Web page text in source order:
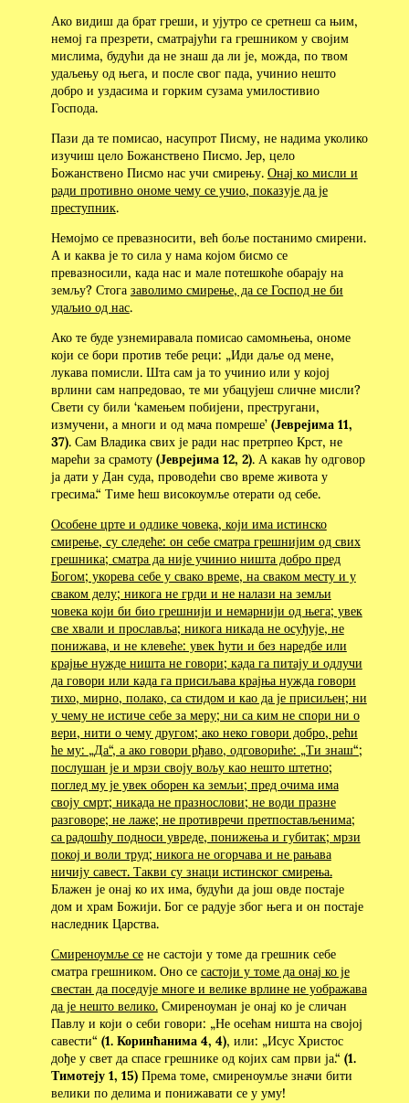
Ако видиш да брат греши, и ујутро се сретнеш са њим,
немој га презрети, сматрајући га грешником у својим
мислима, будући да не знаш да ли је, можда, по твом
удаљењу од њега, и после свог пада, учинио нешто
добро и уздасима и горким сузама умилостивио
Господа.
Пази да те помисао, насупрот Писму, не надима уколико
изучиш цело Божанствено Писмо. Јер, цело
Божанствено Писмо нас учи смирењу. Онај ко мисли и
ради противно ономе чему се учио, показује да је
преступник.
Немојмо се превазносити, већ боље постанимо смирени.
А и каква је то сила у нама којом бисмо се
превазносили, када нас и мале потешкоће обарају на
земљу? Стога заволимо смирење, да се Господ не би
удаљио од нас.
Ако те буде узнемиравала помисао самомњења, ономе
који се бори против тебе реци: „Иди даље од мене,
лукава помисли. Шта сам ја то учинио или у којој
врлини сам напредовао, те ми убацујеш сличне мисли?
Свети су били ‘камењем побијени, престругани,
измучени, а многи и од мача помреше’ (Јеврејима 11,
37). Сам Владика свих је ради нас претрпео Крст, не
марећи за срамоту (Јеврејима 12, 2). А какав ћу одговор
ја дати у Дан суда, проводећи сво време живота у
гресима.“ Тиме ћеш високоумље отерати од себе.
Особене црте и одлике човека, који има истинско
смирење, су следеће: он себе сматра грешнијим од свих
грешника; сматра да није учинио ништа добро пред
Богом; укорева себе у свако време, на сваком месту и у
сваком делу; никога не грди и не налази на земљи
човека који би био грешнији и немарнији од њега; увек
све хвали и прославља; никога никада не осуђује, не
понижава, и не клевеће: увек ћути и без наредбе или
крајње нужде ништа не говори; када га питају и одлучи
да говори или када га присиљава крајња нужда говори
тихо, мирно, полако, са стидом и као да је присиљен; ни
у чему не истиче себе за меру; ни са ким не спори ни о
вери, нити о чему другом; ако неко говори добро, рећи
ће му: „Да“, а ако говори рђаво, одговориће: „Ти знаш“;
послушан је и мрзи своју вољу као нешто штетно;
поглед му је увек оборен ка земљи; пред очима има
своју смрт; никада не празнослови; не води празне
разговоре; не лаже; не противречи претпостављенима;
са радошћу подноси увреде, понижења и губитак; мрзи
покој и воли труд; никога не огорчава и не рањава
ничију савест. Такви су знаци истинског смирења.
Блажен је онај ко их има, будући да још овде постаје
дом и храм Божији. Бог се радује због њега и он постаје
наследник Царства.
Смиреноумље сене састоји у томе да грешник себе
сматра грешником. Оно се састоји у томе да онај ко је
свестан да поседује многе и велике врлине не уображава
да је нешто велико.Смиреноуман је онај ко је сличан
Павлу и који о себи говори: „Не осећам ништа на својој
савести“ (1. Коринћанима 4, 4), или: „Исус Христос
дође у свет да спасе грешнике од којих сам први ја.“ (1.
Тимотеју 1, 15) Према томе, смиреноумље значи бити
велики по делима и понижавати се у уму!